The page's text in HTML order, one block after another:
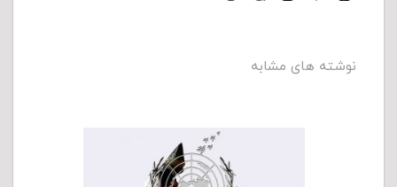
نوشته های مشابه